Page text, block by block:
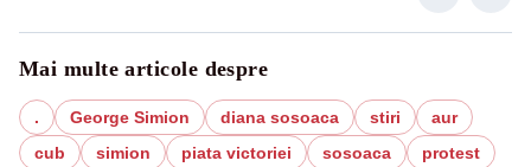
Mai multe articole despre
. George Simion diana sosoaca stiri
aur
cub
simion piata victoriei sosoaca protest